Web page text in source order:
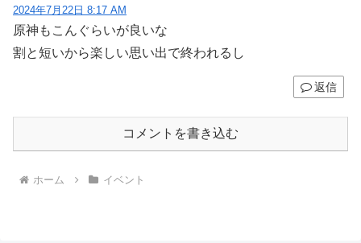
2024年7月22日 8:17 AM
原神もこんぐらいが良いな
割と短いから楽しい思い出で終われるし
返信
コメントを書き込む
ホーム イベント